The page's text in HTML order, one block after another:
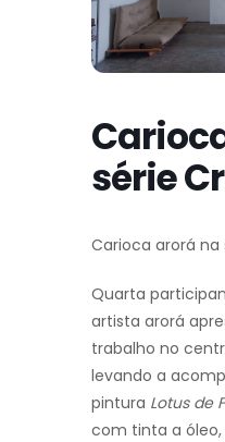
série
Carioca arorá na
Quarta
artista arorá
trabalho no
levando a
pintura Lotus de
com tinta a